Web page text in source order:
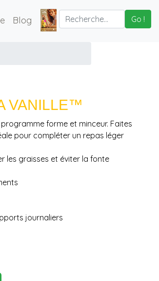
Blog Go !
VANILLE™
forme et minceur. Faites
pour compléter un repas léger
les graisses et éviter la fonte
journaliers